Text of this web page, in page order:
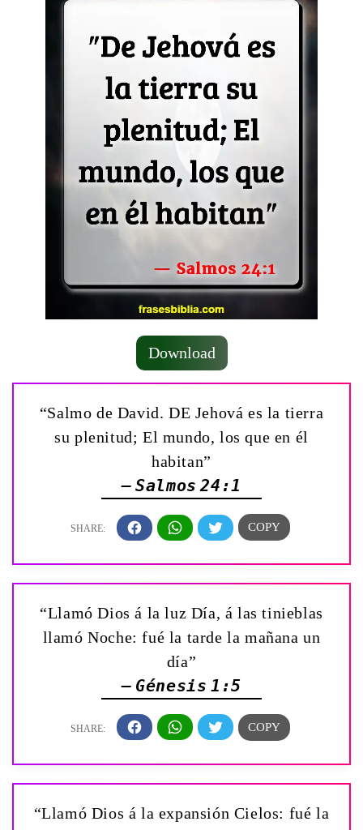
Download
“Salmo de David. DE Jehová es la tierra
su plenitud; El mundo, los que en él
habitan”
— Salmos 24:1
“Llamó Dios á la luz Día, á las tinieblas
llamó Noche: fué la tarde la mañana un
día”
— Génesis 1:5
“Llamó Dios á la expansión Cielos: fué la